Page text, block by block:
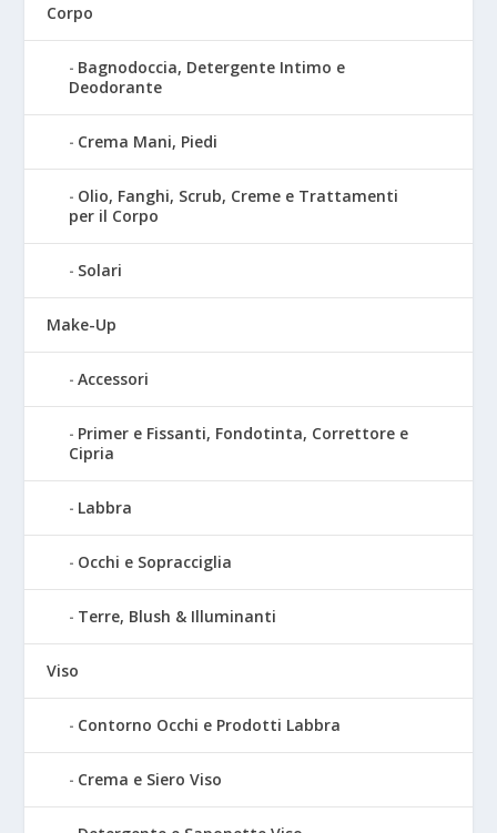
Corpo
Bagnodoccia, Detergente Intimo e
Deodorante
Crema Mani, Piedi
Olio, Fanghi, Scrub, Creme e Trattamenti
per il Corpo
Solari
Make-Up
Accessori
Primer e Fissanti, Fondotinta, Correttore e
Cipria
Labbra
Occhi e Sopracciglia
Terre, Blush & Illuminanti
Viso
Contorno Occhi e Prodotti Labbra
Crema e Siero Viso